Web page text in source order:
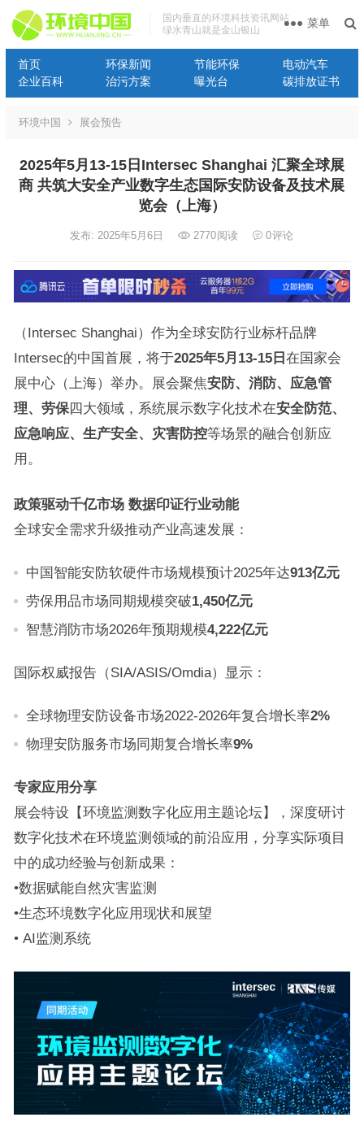
国内垂直的环境科技资讯网站
绿水青山就是金山银山
首页 环保新闻 节能环保
电动汽车
企业百科
治污方案 曝光台 碳排放证书
菜单
环境中国 展会预告
2025年5月13-15日Intersec Shanghai 汇聚全球展
商 共筑大安全产业数字生态国际安防设备及技术展
览会（上海）
发布: 2025年5月6日 2770阅读 0评论
（Intersec Shanghai）作为全球安防行业标杆品牌
Intersec的中国首展，将于2025年5月 13-15日 在国家会
展中心（上海）举办。展会聚焦安防、消防、应急管
理、劳保四大领域，系统展示数字化技术在安全防范、
应急响应、生产安全、灾害防控等场景的融合创新应
用。
政策驱动千亿市场 数据印证行业动能
全球安全需求升级推动产业高速发展：
中国智能安防软硬件市场规模预计2025年达913亿元
劳保用品市场同期规模突破1,450亿元
智慧消防市场2026年预期规模4,222亿元
国际权威报告（SIA/ASIS/Omdia）显示：
全球物理安防设备市场2022-2026年复合增长率2%
物理安防服务市场同期复合增长率9%
专家应用分享
展会特设【环境监测数字化应用主题论坛】，深度研讨
数字化技术在环境监测领域的前沿应用，分享实际项目
中的成功经验与创新成果：
•数据赋能自然灾害监测
•生态环境数字化应用现状和展望
• AI监测系统